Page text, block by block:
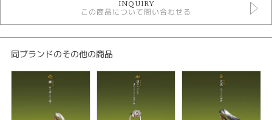
結婚指輪コンビネーション
性別
INQUIRY
この商品について問い合わせる
同ブランドのその他の商品